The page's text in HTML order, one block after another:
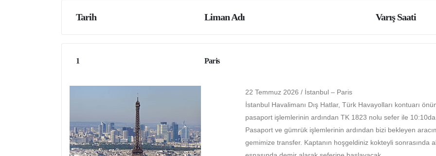
Tarih Liman Adı Varış Saati
1 Paris
22 Temmuz 2026 / İstanbul – Paris
İstanbul Havalimanı Dış Hatlar, Türk Havayolları kontuarı
pasaport işlemlerinin ardından TK 1823 nolu sefer ile
Pasaport ve gümrük işlemlerinin ardından bizi bekleyen
gemimize transfer. Kaptanın hoşgeldiniz kokteyli sonrasında